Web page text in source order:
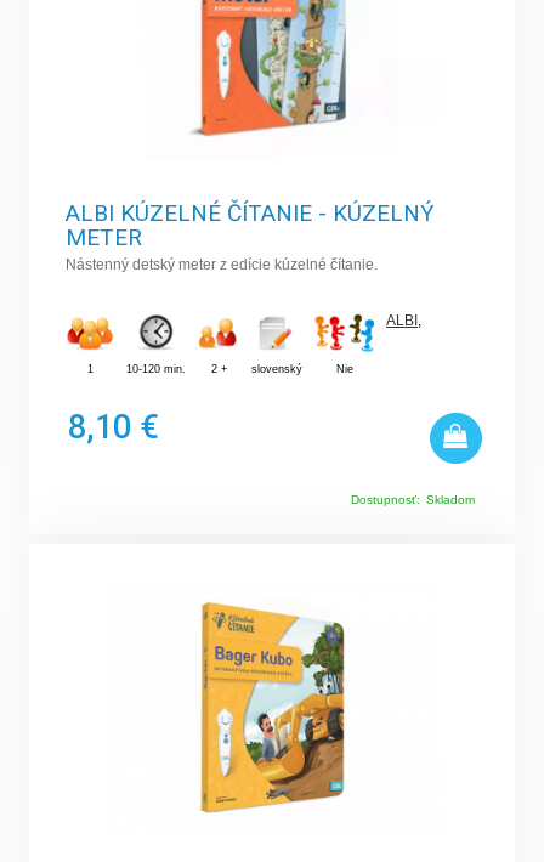
ALBI KÚZELNÉ ČÍTANIE - KÚZELNÝ
METER
Nástenný detský meter z edície kúzelné čítanie.
1 10-120 min. 2 + slovenský Nie
ALBI
8,10 €
Dostupnosť: Skladom